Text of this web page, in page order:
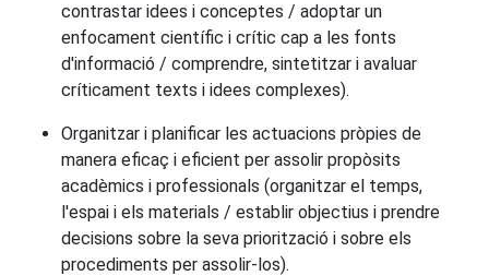
contrastar idees i conceptes / adoptar un
enfocament científic i crític cap a les fonts
d'informació / comprendre, sintetitzar i avaluar
críticament texts i idees complexes).
Organitzar i planificar les actuacions pròpies de
manera eficaç i eficient per assolir propòsits
acadèmics i professionals (organitzar el temps,
l'espai i els materials / establir objectius i prendre
decisions sobre la seva priorització i sobre els
procediments per assolir-los).